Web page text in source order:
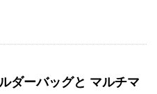
ダーバッグと マルチマ